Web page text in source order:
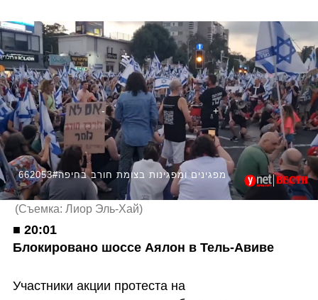
662053#מפגינים ומפגינות בצומת חורב בחיפה
(Съемка: Лиор Эль-Хай)
■ 20:01
Блокировано шоссе Аялон в Тель-Авиве
Участники акции протеста на